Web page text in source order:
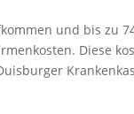
und bis zu
Diese